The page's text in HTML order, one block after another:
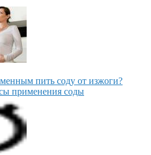
пить соду от изжоги?
применения соды